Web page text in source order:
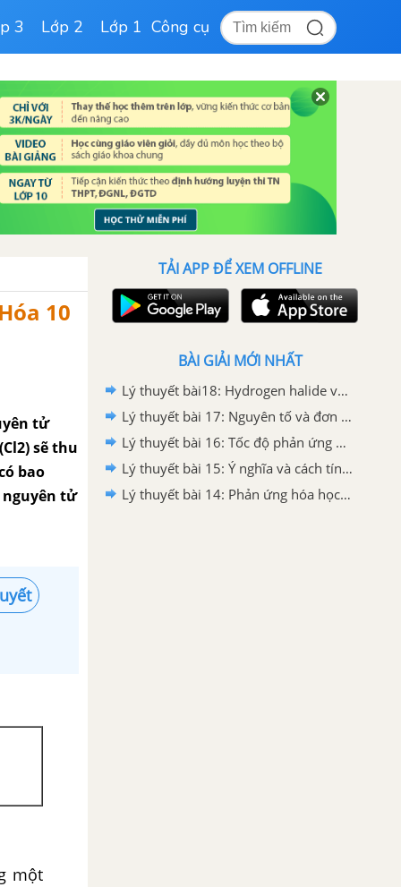
3 Lớp 2 Lớp 1 Công cụ
10
tử
sẽ thu
bao
nguyên tử
một
TẢI APP ĐỂ XEM OFFLINE
BÀI GIẢI MỚI NHẤT
Lý thuyết bài18: Hydrogen halide và hydrohalic acid
Lý thuyết bài 17: Nguyên tố và đơn chất Halogen
Lý thuyết bài 16: Tốc độ phản ứng hóa học
Lý thuyết bài 15: Ý nghĩa và cách tính biến thiên Enthalpy phản ứng hóa học
Lý thuyết bài 14: Phản ứng hóa học và Enthalpy